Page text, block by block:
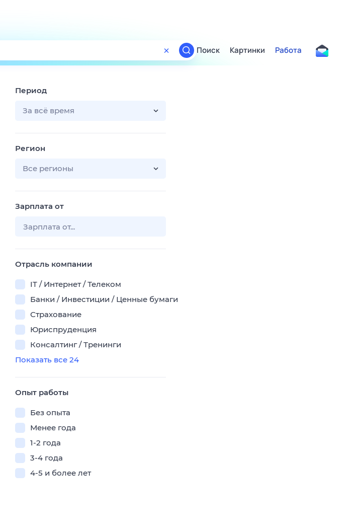
Поиск
ТВ-программа
Поиск Картинки Работа
Период
За всё время
Регион
Все регионы
Зарплата от
Отрасль компании
IT / Интернет / Телеком
Банки / Инвестиции / Ценные бумаги
Страхование
Юриспруденция
Консалтинг / Тренинги
Показать все 24
Опыт работы
Без опыта
Менее года
1-2 года
3-4 года
4-5 и более лет